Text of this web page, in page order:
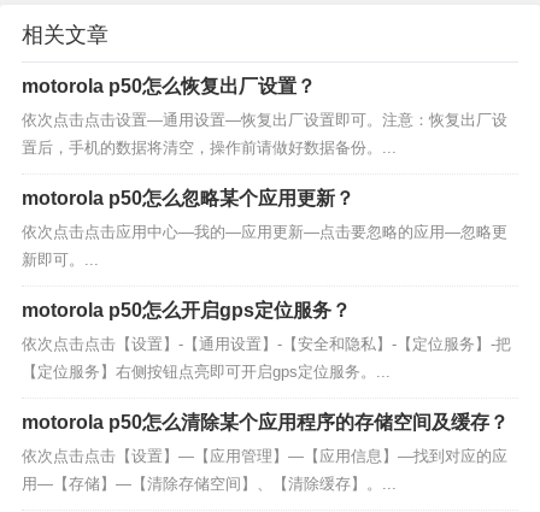
相关文章
motorola p50怎么恢复出厂设置？
依次点击点击设置—通用设置—恢复出厂设置即可。注意：恢复出厂设
置后，手机的数据将清空，操作前请做好数据备份。...
motorola p50怎么忽略某个应用更新？
依次点击点击应用中心—我的—应用更新—点击要忽略的应用—忽略更
新即可。...
motorola p50怎么开启gps定位服务？
依次点击点击【设置】-【通用设置】-【安全和隐私】-【定位服务】-把
【定位服务】右侧按钮点亮即可开启gps定位服务。...
motorola p50怎么清除某个应用程序的存储空间及缓存？
依次点击点击【设置】—【应用管理】—【应用信息】—找到对应的应
用—【存储】—【清除存储空间】、【清除缓存】。...